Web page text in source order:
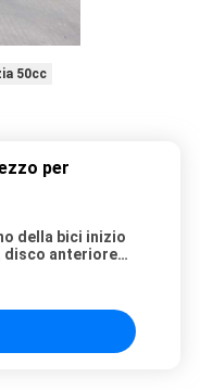
50cc
per
della bici inizio
disco anteriore